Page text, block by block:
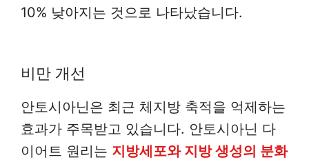
10% 낮아지는 것으로 나타났습니다.
비만 개선
안토시아닌은 최근 체지방 축적을 억제하는
효과가 주목받고 있습니다. 안토시아닌 다
이어트 원리는 지방세포와 지방 생성의 분화